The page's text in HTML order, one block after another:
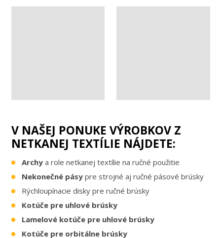
V NAŠEJ PONUKE VÝROBKOV Z
NETKANEJ TEXTÍLIE NÁJDETE:
Archya role netkanej textílie na ručné použitie
Nekonečné pásypre strojné aj ručné pásové brúsky
Rýchloupínacie disky pre ručné brúsky
Kotúče pre uhlové brúsky
Lamelové kotúče pre uhlové brúsky
Kotúče pre orbitálne brúsky